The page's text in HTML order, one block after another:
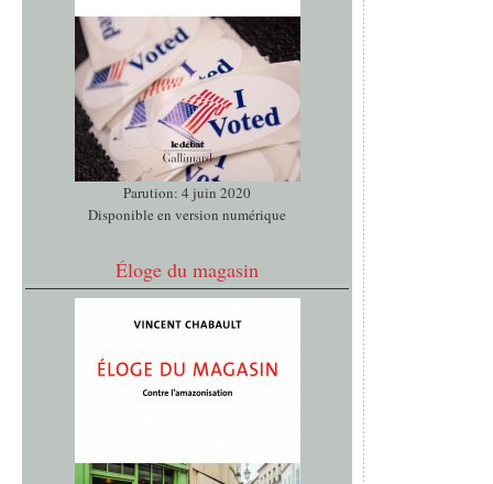
Parution: 4 juin 2020
Disponible en version numérique
Éloge du magasin